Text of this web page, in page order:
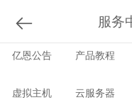
服务
亿恩公告 产品教程
虚拟主机
云服务器